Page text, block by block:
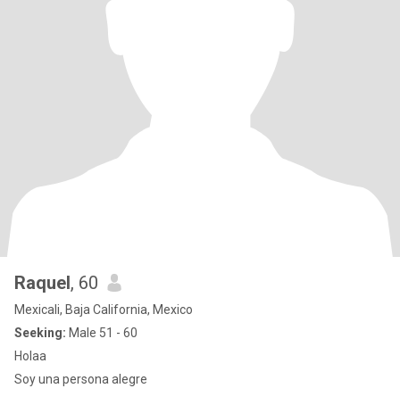
Raquel, 60
Mexicali, Baja California, Mexico
Seeking: Male 51 - 60
Holaa
Soy una persona alegre